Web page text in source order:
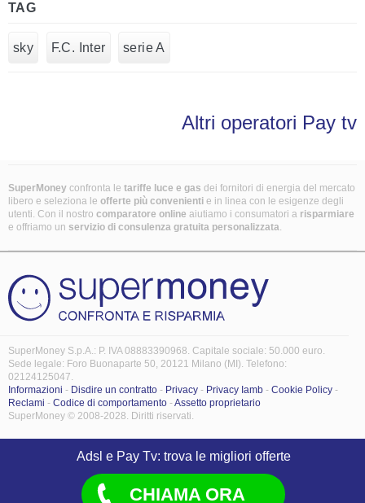
TAG
sky F.C. Inter serie A
Altri operatori Pay tv
SuperMoney confronta le tariffe luce e gas dei fornitori di energia del mercato
libero e seleziona le offerte più convenienti e in linea con le esigenze degli
utenti. Con il nostro comparatore online aiutiamo i consumatori a risparmiare
e offriamo un servizio di consulenza gratuita personalizzata.
SuperMoney S.p.A.: P. IVA 08883390968. Capitale sociale: 50.000 euro.
Sede legale: Foro Buonaparte 50, 20121 Milano (MI). Telefono:
02124125047.
Informazioni - Disdire un contratto - Privacy - Privacy Iamb - Cookie Policy -
Reclami - Codice di comportamento -Assetto proprietario
SuperMoney © 2008-2028. Diritti riservati.
Adsl e Pay Tv: trova le migliori offerte
CHIAMA ORA